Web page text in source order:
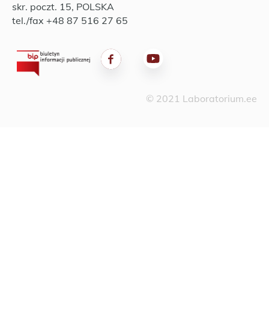
skr. poczt. 15, POLSKA
tel./fax +48 87 516 27 65
© 2021 Laboratorium.ee